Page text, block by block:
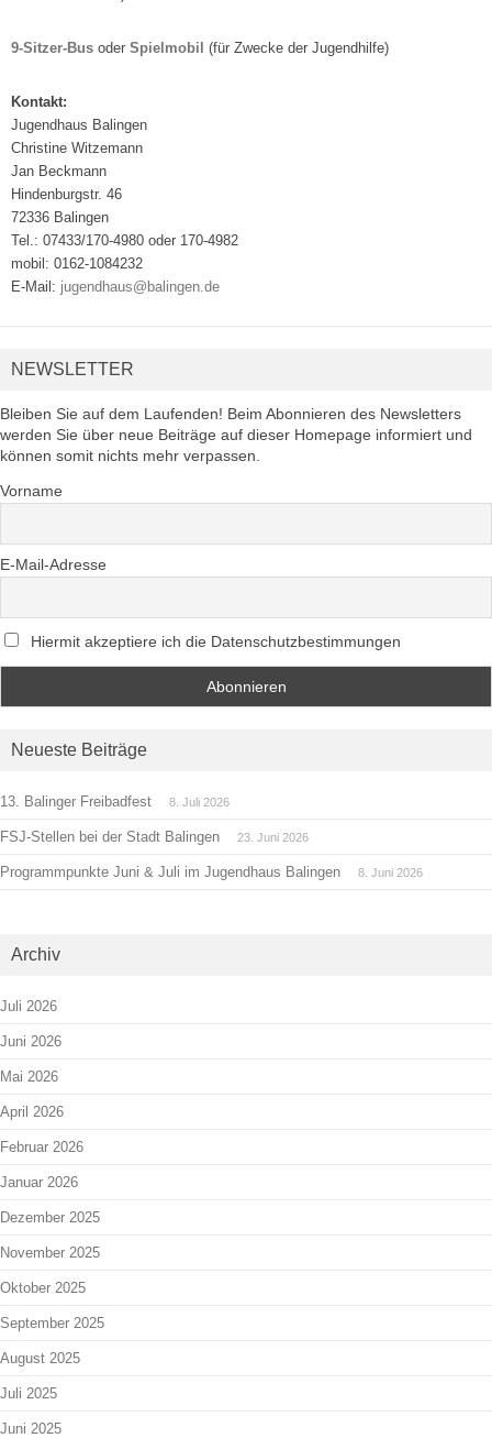
9-Sitzer-Bus oder Spielmobil (für Zwecke der Jugendhilfe)
Kontakt:
Jugendhaus Balingen
Christine Witzemann
Jan Beckmann
Hindenburgstr. 46
72336 Balingen
Tel.: 07433/170-4980 oder 170-4982
mobil: 0162-1084232
E-Mail: jugendhaus@balingen.de
NEWSLETTER
Bleiben Sie auf dem Laufenden! Beim Abonnieren des Newsletters
werden Sie über neue Beiträge auf dieser Homepage informiert und
können somit nichts mehr verpassen.
Vorname
E-Mail-Adresse
Hiermit akzeptiere ich die Datenschutzbestimmungen
Neueste Beiträge
13. Balinger Freibadfest 8. Juli 2026
FSJ-Stellen bei der Stadt Balingen 23. Juni 2026
Programmpunkte Juni & Juli im Jugendhaus Balingen 8. Juni 2026
Archiv
Juli 2026
Juni 2026
Mai 2026
April 2026
Februar 2026
Januar 2026
Dezember 2025
November 2025
Oktober 2025
September 2025
August 2025
Juli 2025
Juni 2025